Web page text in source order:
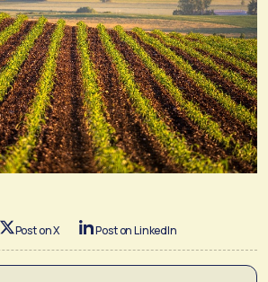
Post on X Post on LinkedIn